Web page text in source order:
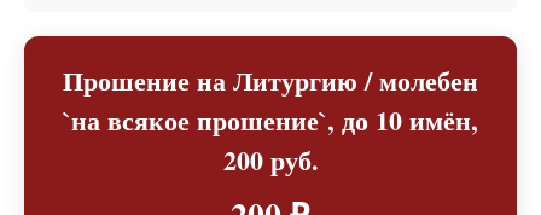
Прошение на Литургию / молебен
`на всякое прошение`, до 10 имён,
200 руб.